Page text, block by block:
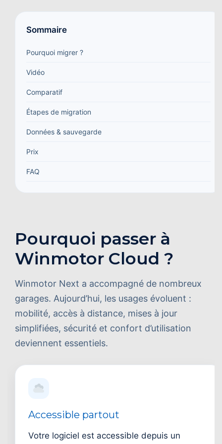
Sommaire
Pourquoi migrer ?
Vidéo
Comparatif
Étapes de migration
Données & sauvegarde
Prix
FAQ
Pourquoi passer à
Winmotor Cloud ?
Winmotor Next a accompagné de nombreux
garages. Aujourd’hui, les usages évoluent :
mobilité, accès à distance, mises à jour
simplifiées, sécurité et confort d’utilisation
deviennent essentiels.
Accessible partout
Votre logiciel est accessible depuis un